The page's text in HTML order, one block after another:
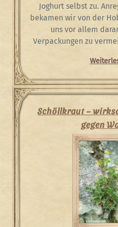
Joghurt selbst zu.
bekamen wir von der
uns vor allem
Verpackungen zu
Schöllkraut –
gegen